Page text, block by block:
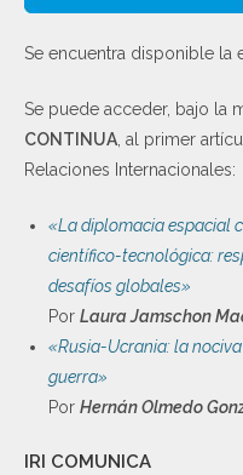
Se encuentra disponible la
Se puede acceder, bajo la
CONTINUA , al primer
Relaciones Internacionales:
«La diplomacia espacial
científico-tecnológica:
desafíos globales»
Por Laura Jamschon
«Rusia-Ucrania: la
guerra»
Por Hernán Olmedo
IRI COMUNICA